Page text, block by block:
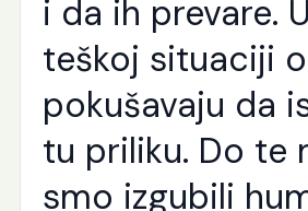
i da ih prevare.
teškoj situaciji
pokušavaju da
tu priliku. Do te
smo izgubili